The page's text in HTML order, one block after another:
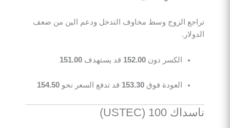
تراجع الزوج وسط مخاوف التدخل ودعم الين من ضعف
الدولار.
الكسر دون152.00 قد يستهدف151.00
العودة فوق153.30 قد تدفع السعر نحو154.50
ناسداك 100 (USTEC)